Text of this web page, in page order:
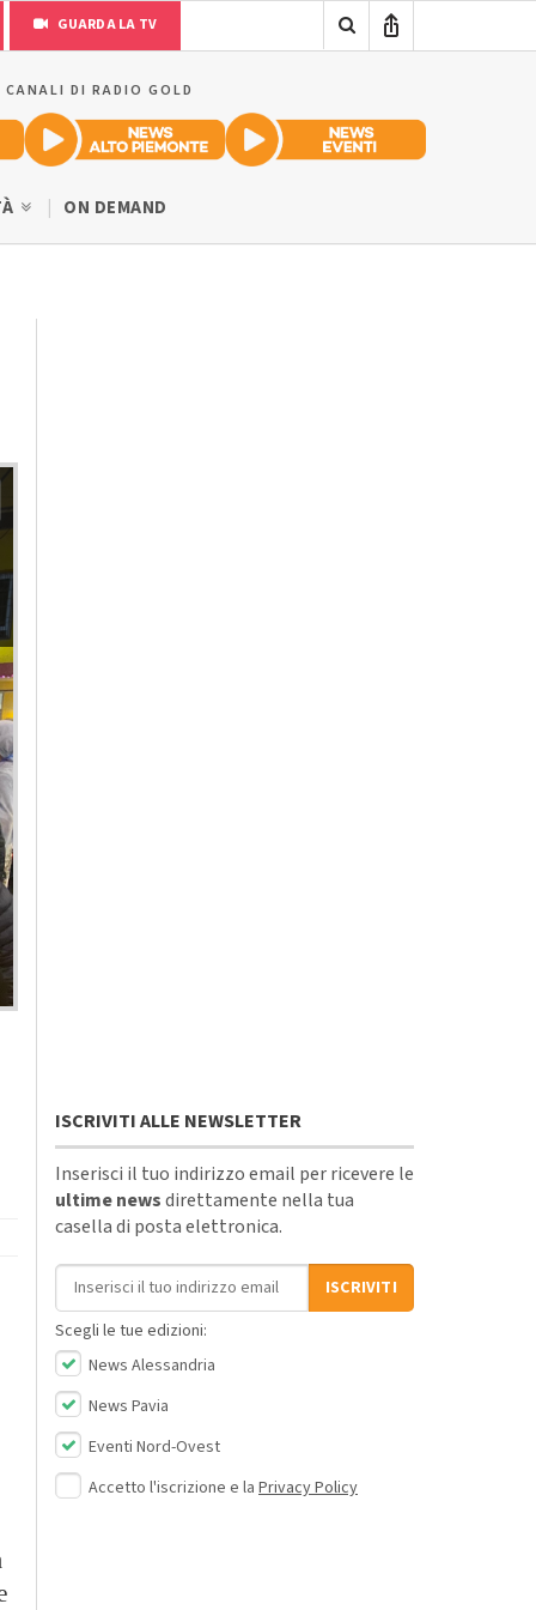
GUARDA LA TV
DI RADIO GOLD
ON DEMAND
ISCRIVITI ALLE NEWSLETTER
Inserisci il tuo indirizzo email per ricevere le
ultime newsdirettamente nella tua
casella di posta elettronica.
Indirizzo email
ISCRIVITI
Scegli le tue edizioni:
News Alessandria
News Pavia
Eventi Nord-Ovest
Accetto l'iscrizione e la Privacy Policy